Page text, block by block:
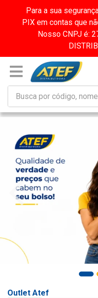
Para a sua
PIX em contas que
Nosso CNPJ é:
Outlet Atef